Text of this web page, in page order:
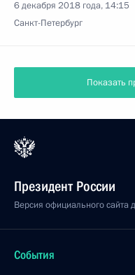
6 декабря 2018 года, 14:15
Санкт-Петербург
Показать
Президент России
Версия официального сайта
События